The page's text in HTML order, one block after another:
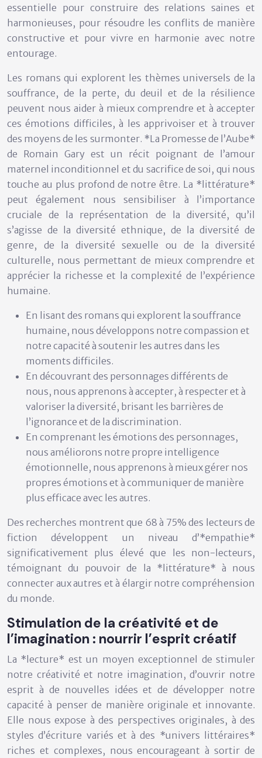
essentielle pour construire des relations saines et
harmonieuses, pour résoudre les conflits de manière
constructive et pour vivre en harmonie avec notre
entourage.
Les romans qui explorent les thèmes universels de la
souffrance, de la perte, du deuil et de la résilience
peuvent nous aider à mieux comprendre et à accepter
ces émotions difficiles, à les apprivoiser et à trouver
des moyens de les surmonter. *La Promesse de l’Aube*
de Romain Gary est un récit poignant de l’amour
maternel inconditionnel et du sacrifice de soi, qui nous
touche au plus profond de notre être. La *littérature*
peut également nous sensibiliser à l’importance
cruciale de la représentation de la diversité, qu’il
s’agisse de la diversité ethnique, de la diversité de
genre, de la diversité sexuelle ou de la diversité
culturelle, nous permettant de mieux comprendre et
apprécier la richesse et la complexité de l’expérience
humaine.
En lisant des romans qui explorent la souffrance
humaine, nous développons notre compassion et
notre capacité à soutenir les autres dans les
moments difficiles.
En découvrant des personnages différents de
nous, nous apprenons à accepter, à respecter et à
valoriser la diversité, brisant les barrières de
l’ignorance et de la discrimination.
En comprenant les émotions des personnages,
nous améliorons notre propre intelligence
émotionnelle, nous apprenons à mieux gérer nos
propres émotions et à communiquer de manière
plus efficace avec les autres.
Des recherches montrent que 68 à 75% des lecteurs de
fiction développent un niveau d’*empathie*
significativement plus élevé que les non-lecteurs,
témoignant du pouvoir de la *littérature* à nous
connecter aux autres et à élargir notre compréhension
du monde.
Stimulation de la créativité et de
l’imagination : nourrir l’esprit créatif
La *lecture* est un moyen exceptionnel de stimuler
notre créativité et notre imagination, d’ouvrir notre
esprit à de nouvelles idées et de développer notre
capacité à penser de manière originale et innovante.
Elle nous expose à des perspectives originales, à des
styles d’écriture variés et à des *univers littéraires*
riches et complexes, nous encourageant à sortir de